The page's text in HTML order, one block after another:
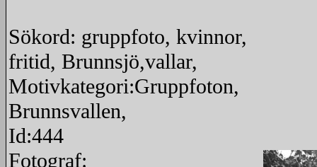
Sökord: gruppfoto, kvinnor,
fritid, Brunnsjö,vallar,
Motivkategori:Gruppfoton,
Brunnsvallen,
Id:444
Fotograf: